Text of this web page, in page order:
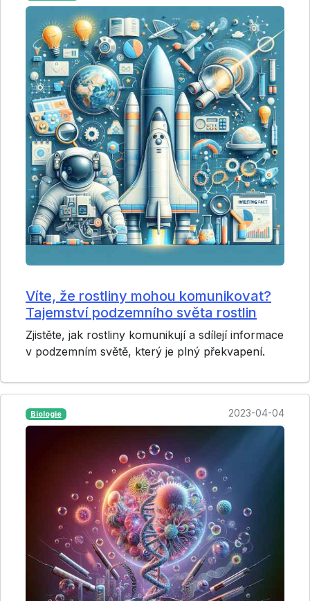
Víte, že rostliny mohou komunikovat?
Tajemství podzemního světa rostlin
Zjistěte, jak rostliny komunikují a sdílejí informace
v podzemním světě, který je plný překvapení.
Biologie 2023-04-04